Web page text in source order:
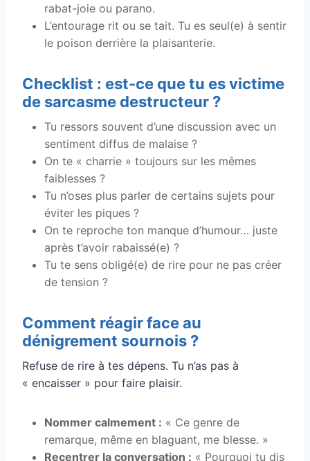
rabat-joie ou parano.
L’entourage rit ou se tait. Tu es seul(e) à sentir
le poison derrière la plaisanterie.
Checklist : est-ce que tu es victime
de sarcasme destructeur ?
Tu ressors souvent d’une discussion avec un
sentiment diffus de malaise ?
On te « charrie » toujours sur les mêmes
faiblesses ?
Tu n’oses plus parler de certains sujets pour
éviter les piques ?
On te reproche ton manque d’humour… juste
après t’avoir rabaissé(e) ?
Tu te sens obligé(e) de rire pour ne pas créer
de tension ?
Comment réagir face au
dénigrement sournois ?
Refuse de rire à tes dépens. Tu n’as pas à
« encaisser » pour faire plaisir.
Nommer calmement : « Ce genre de
remarque, même en blaguant, me blesse. »
Recentrer la conversation : « Pourquoi tu dis